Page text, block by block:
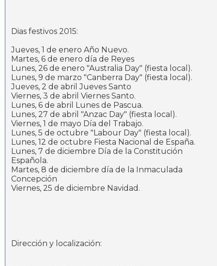
Dias festivos 2015:
Jueves, 1 de enero Año Nuevo.
Martes, 6 de enero día de Reyes
Lunes, 26 de enero "Australia Day" (fiesta local).
Lunes, 9 de marzo "Canberra Day" (fiesta local).
Jueves, 2 de abril Jueves Santo
Viernes, 3 de abril Viernes Santo.
Lunes, 6 de abril Lunes de Pascua.
Lunes, 27 de abril "Anzac Day" (fiesta local).
Viernes, 1 de mayo Día del Trabajo.
Lunes, 5 de octubre "Labour Day" (fiesta local).
Lunes, 12 de octubre Fiesta Nacional de España.
Lunes, 7 de diciembre Día de la Constitución
Española.
Martes, 8 de diciembre día de la Inmaculada
Concepción
Viernes, 25 de diciembre Navidad.
Dirección y localización: